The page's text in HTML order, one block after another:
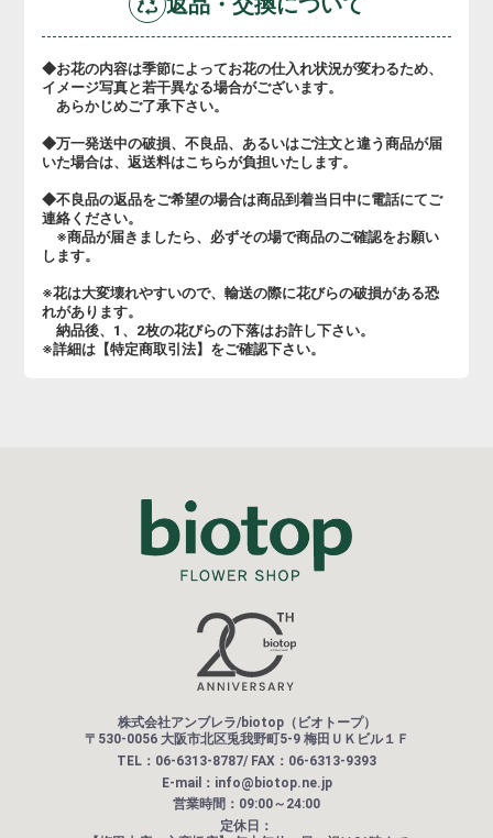
◆お花の内容は季節によってお花の仕入れ状況が変わるため、
イメージ写真と若干異なる場合がございます。
あらかじめご了承下さい。
◆万一発送中の破損、不良品、あるいはご注文と違う商品が届
いた場合は、返送料はこちらが負担いたします。
◆不良品の返品をご希望の場合は商品到着当日中に電話にてご
連絡ください。
※商品が届きましたら、必ずその場で商品のご確認をお願い
します。
※花は大変壊れやすいので、輸送の際に花びらの破損がある恐
れがあります。
納品後、1、2枚の花びらの下落はお許し下さい。
※詳細は【特定商取引法】をご確認下さい。
株式会社アンブレラ/biotop（ビオトープ）
〒530-0056 大阪市北区兎我野町5-9 梅田ＵＫビル１Ｆ
TEL：06-6313-8787/ FAX：06-6313-9393
E-mail：info@biotop.ne.jp
営業時間：09:00～24:00
定休日：